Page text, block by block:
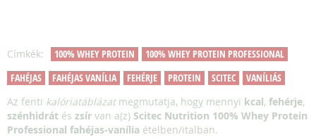
Címkék: 100% WHEY PROTEIN
100% WHEY PROTEIN PROFESSIONAL
FAHÉJAS
FAHÉJAS VANÍLIA FEHÉRJE PROTEIN SCITEC
VANÍLIÁS
Az fenti kalóriatáblázatmegmutatja, hogy mennyi kcal, fehérje,
szénhidrát és zsír van a(z) Scitec Nutrition 100% Whey Protein
Professional fahéjas-vanília ételben/italban.